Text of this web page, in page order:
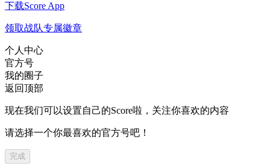
下载Score App
领取战队专属徽章
个人中心
官方号
我的圈子
返回顶部
现在我们可以设置自己的Score啦，关注你喜欢的内容
请选择一个你最喜欢的官方号吧！
完成